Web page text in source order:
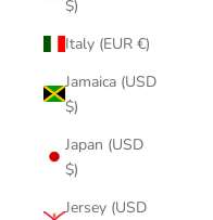
$)
Italy (EUR €)
Jamaica (USD
$)
Japan (USD
$)
Jersey (USD